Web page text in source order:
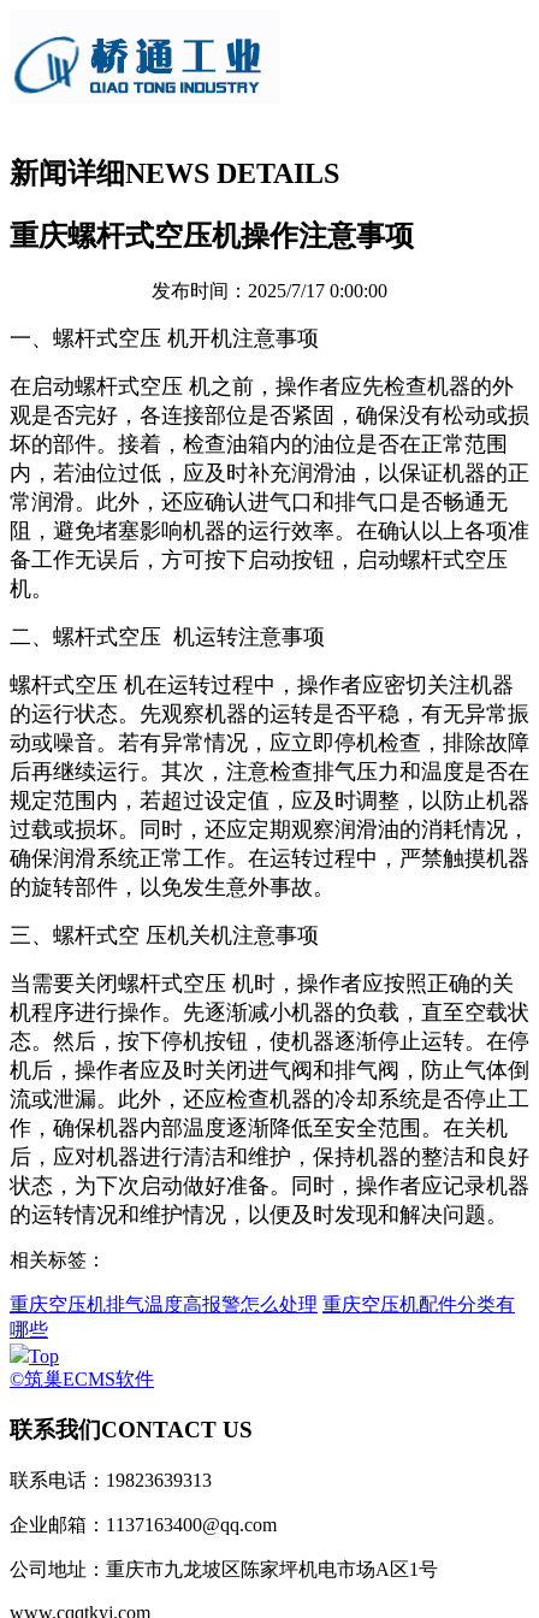
新闻详细NEWS DETAILS
重庆螺杆式空压机操作注意事项
发布时间：2025/7/17 0:00:00
一、螺杆式空压 机开机注意事项
在启动螺杆式空压 机之前，操作者应先检查机器的外
观是否完好，各连接部位是否紧固，确保没有松动或损
坏的部件。接着，检查油箱内的油位是否在正常范围
内，若油位过低，应及时补充润滑油，以保证机器的正
常润滑。此外，还应确认进气口和排气口是否畅通无
阻，避免堵塞影响机器的运行效率。在确认以上各项准
备工作无误后，方可按下启动按钮，启动螺杆式空压
机。
二、螺杆式空压 机运转注意事项
螺杆式空压 机在运转过程中，操作者应密切关注机器
的运行状态。先观察机器的运转是否平稳，有无异常振
动或噪音。若有异常情况，应立即停机检查，排除故障
后再继续运行。其次，注意检查排气压力和温度是否在
规定范围内，若超过设定值，应及时调整，以防止机器
过载或损坏。同时，还应定期观察润滑油的消耗情况，
确保润滑系统正常工作。在运转过程中，严禁触摸机器
的旋转部件，以免发生意外事故。
三、螺杆式空 压机关机注意事项
当需要关闭螺杆式空压 机时，操作者应按照正确的关
机程序进行操作。先逐渐减小机器的负载，直至空载状
态。然后，按下停机按钮，使机器逐渐停止运转。在停
机后，操作者应及时关闭进气阀和排气阀，防止气体倒
流或泄漏。此外，还应检查机器的冷却系统是否停止工
作，确保机器内部温度逐渐降低至安全范围。在关机
后，应对机器进行清洁和维护，保持机器的整洁和良好
状态，为下次启动做好准备。同时，操作者应记录机器
的运转情况和维护情况，以便及时发现和解决问题。
相关标签：
重庆空压机排气温度高报警怎么处理 重庆空压机配件分类有
哪些
Top
©筑巢ECMS软件
联系我们CONTACT US
联系电话：19823639313
企业邮箱：1137163400@qq.com
公司地址：重庆市九龙坡区陈家坪机电市场A区1号
www.cqqtkyj.com